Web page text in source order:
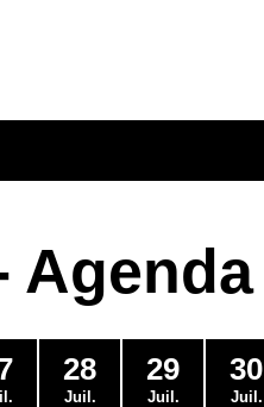
Agenda
28
Juil.
29
Juil.
30
Juil.